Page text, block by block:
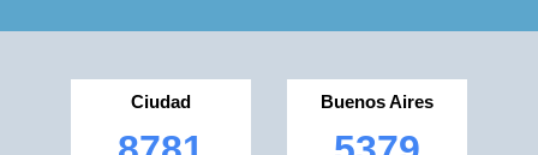
Ciudad Buenos Aires